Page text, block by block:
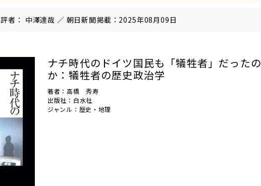
評者： 中澤達哉 ／ 朝⽇新聞掲載：2025年08月09日
ナチ時代のドイツ国民も「犠牲者」だったの
か：犠牲者の歴史政治学
著者：高橋 秀寿
出版社：白水社
ジャンル：歴史・地理